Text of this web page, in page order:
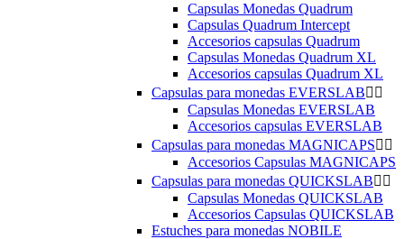
Capsulas Monedas Quadrum
Capsulas Quadrum Intercept
Accesorios capsulas Quadrum
Capsulas Monedas Quadrum XL
Accesorios capsulas Quadrum XL
Capsulas para monedas EVERSLAB 
Capsulas Monedas EVERSLAB
Accesorios capsulas EVERSLAB
Capsulas para monedas MAGNICAPS 
Accesorios Capsulas MAGNICAPS
Capsulas para monedas QUICKSLAB 
Capsulas Monedas QUICKSLAB
Accesorios Capsulas QUICKSLAB
Estuches para monedas NOBILE